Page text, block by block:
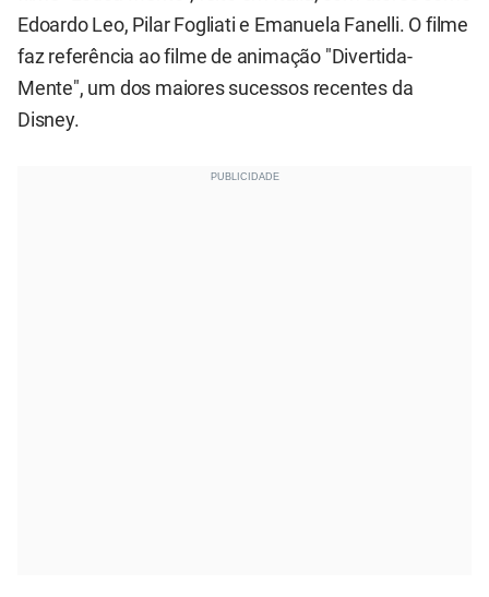
Edoardo Leo, Pilar Fogliati e Emanuela Fanelli. O filme
faz referência ao filme de animação "Divertida-
Mente", um dos maiores sucessos recentes da
Disney.